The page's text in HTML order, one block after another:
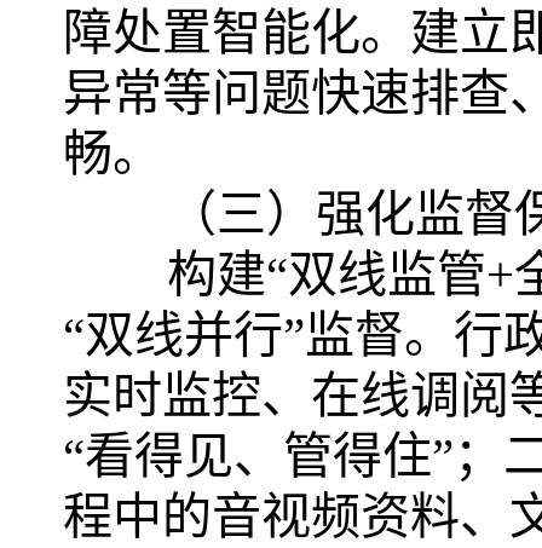
障处置智能化。建立
异常等问题快速排查
畅。
（三）强化监
构建“双线监管+
“双线并行”监督。行
实时监控、在线调阅
“看得见、管得住”；
程中的音视频资料、